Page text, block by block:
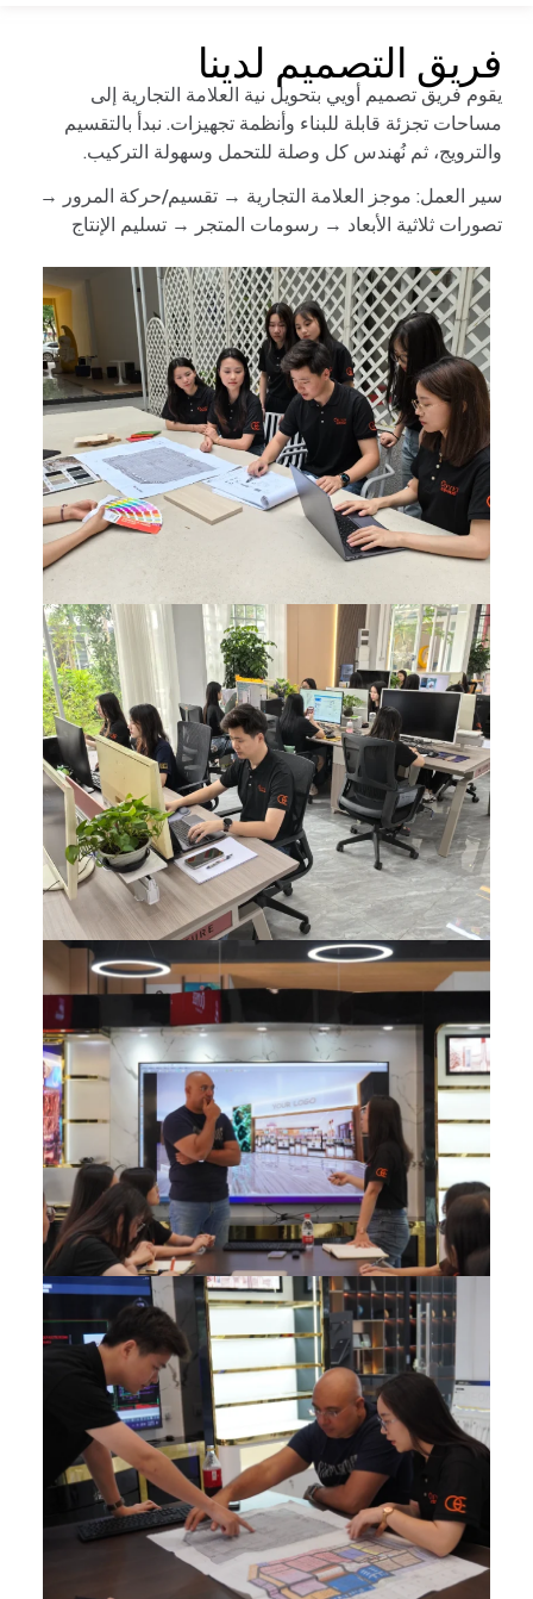
فريق التصميم لدينا
يقوم فريق تصميم أويي بتحويل نية العلامة التجارية إلى
مساحات تجزئة قابلة للبناء وأنظمة تجهيزات. نبدأ بالتقسيم
والترويج، ثم نُهندس كل وصلة للتحمل وسهولة التركيب.
سير العمل: موجز العلامة التجارية → تقسيم/حركة المرور →
تصورات ثلاثية الأبعاد → رسومات المتجر → تسليم الإنتاج